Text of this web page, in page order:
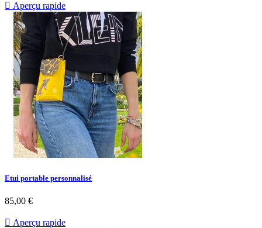
 Aperçu rapide
Etui portable personnalisé
85,00 €
 Aperçu rapide